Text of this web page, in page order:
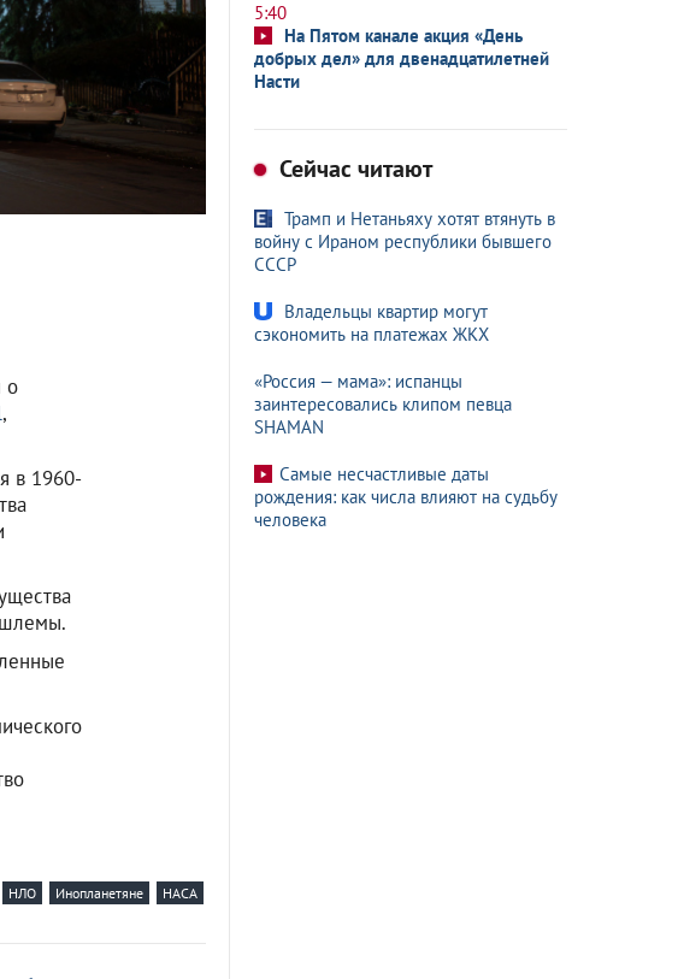
о
,
в 1960-
НЛО Инопланетяне НАСА
5:40
На Пятом канале акция «День
добрых дел» для двенадцатилетней
Насти
Сейчас читают
Трамп и Нетаньяху хотят втянуть в
войну с Ираном республики бывшего
СССР
Владельцы квартир могут
сэкономить на платежах ЖКХ
«Россия — мама»: испанцы
заинтересовались клипом певца
SHAMAN
Самые несчастливые даты
рождения: как числа влияют на судьбу
человека